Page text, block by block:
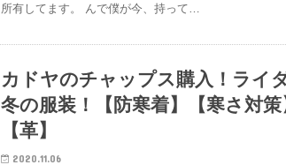
所有してます。 んで僕が今、持って…
カドヤのチャップス購入！ライ
冬の服装！【防寒着】【寒さ対策
【革】
2020.11.06